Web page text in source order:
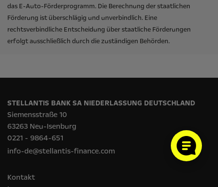
das E-Auto-Förderprogramm. Die Berechnung der staatlichen
Förderung ist überschlägig und unverbindlich. Eine
rechtsverbindliche Entscheidung über staatliche Förderungen
erfolgt ausschließlich durch die zuständigen Behörden.
STELLANTIS BANK SA NIEDERLASSUNG DEUTSCHLAND
Siemensstraße 10
63263 Neu-Isenburg
0221 - 9864-651
info-de@stellantis-finance.com
Kontakt